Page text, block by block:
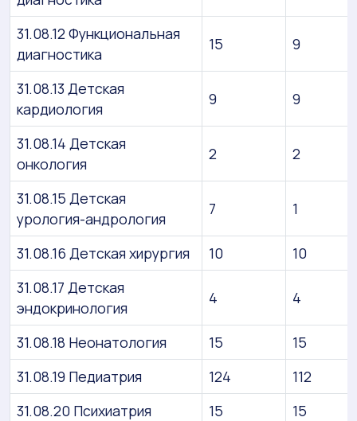
31.08.12 Функциональная
диагностика
15 9
31.08.13 Детская
кардиология
9 9
31.08.14 Детская
онкология
2 2
31.08.15 Детская
урология-андрология
7 1
31.08.16 Детская хирургия 10
10
31.08.17 Детская
эндокринология
4 4
31.08.18 Неонатология 15
15
31.08.19 Педиатрия
124
112
31.08.20 Психиатрия
15
15